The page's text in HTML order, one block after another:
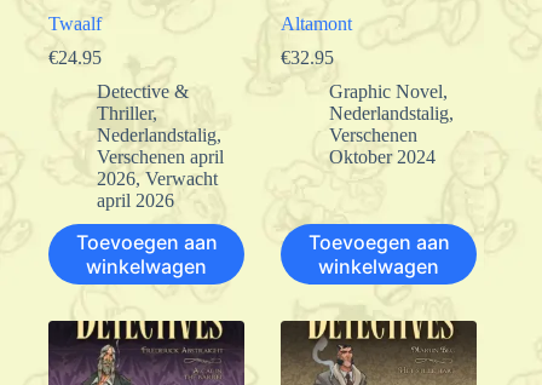
Twaalf
€24.95
Detective &
Thriller,
Nederlandstalig,
Verschenen april
2026, Verwacht
april 2026
Toevoegen aan
winkelwagen
Altamont
€32.95
Graphic Novel,
Nederlandstalig,
Verschenen
Oktober 2024
Toevoegen aan
winkelwagen